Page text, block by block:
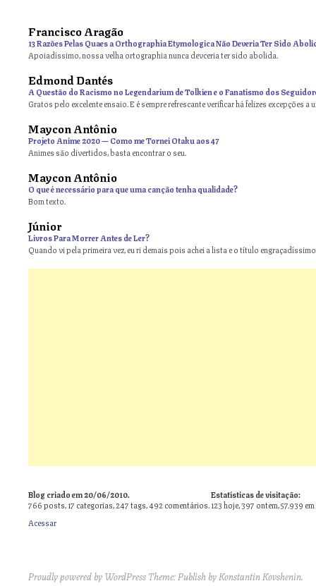
Francisco Aragão
13 Razões Pelas Quaes a Orthographia Etymologica Não Deveria Ter Sido
Apoiadíssimo, nossa velha ortographia nunca devceria ter sido abolida.
Edmond Dantés
A Questão do Racismo no Legendarium de Tolkien e o Fanatismo dos
Gratos pelo excelente ensaio. E é sempre refrescante verificar há felizes excepções a
Maycon Antônio
Projeto Anime 2020 — Como me Tornei Otaku aos 47
Animes são divertidos, basta encontrar o seu.
Maycon Antônio
O que é necessário para que uma canção tenha qualidade?
Bom texto.
Júnior
Livros Para Morrer Antes de Ler?
Quando vi pela primeira vez, eu ri demais pois achei a lista e o título
Blog criado em 20/06/2010.
766posts,17 categorias,247tags,492comentários.
Estatísticas de visitação:
123 hoje, 397 ontem, 57.939 em
Acessar
Proudly powered by WordPress Theme: Publish by Konstantin Kovshenin.